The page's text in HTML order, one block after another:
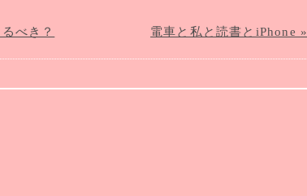
べき？ 電車と私と読書とiPhone »